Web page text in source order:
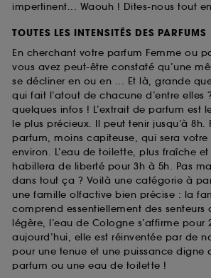
impertinent... Waouh ! Dites-nous tout
TOUTES LES INTENSITÉS DES PARFUMS
En cherchant votre parfum Femme ou
vous avez peut-être constaté qu’une
se décliner en ou en ... Et là, grande
qui fait l’atout de chacune d’entre elles
quelques infos ! L’extrait de parfum est
le plus précieux. Il peut tenir jusqu’à 8h.
parfum, moins capiteuse, qui sera
environ. L’eau de toilette, plus fraîche
habillera de liberté pour 3h à 5h. Pas
dans tout ça ? Voilà une catégorie à
une famille olfactive bien précise : la
comprend essentiellement des senteurs
légère, l’eau de Cologne s’affirme pour
aujourd’hui, elle est réinventée par de
pour une tenue et une puissance digne
parfum ou une eau de toilette !